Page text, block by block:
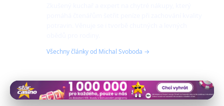
Všechny články od Michal Svoboda →